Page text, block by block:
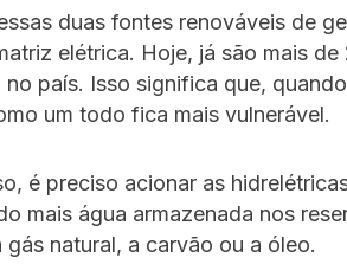
duas fontes renováveis de
elétrica. Hoje, já são mais
país. Isso significa que,
um todo fica mais vulnerável.
é preciso acionar as
mais água armazenada nos
gás natural, a carvão ou a óleo.